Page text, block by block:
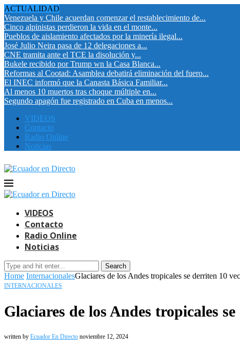
ACTUALIDAD
Venezuela y Chile acuerdan comenzar el restablecimiento de...
Cinco alpinistas perdieron la vida en el monte...
Pueblos de aislamiento afectados por la minería ilegal...
José Julio Neira pasa de 12 delegaciones a...
CNE tramita ante el TCE la disolución y...
Bukele recibido por Trump wn la Casa Blanca...
Reformas al Cootad: Asamblea debatirá eliminación del fuero...
El INEC informó que la Canasta Básica Familiar...
Al menos 10 muertos tras choque múltiple en...
Segundo apagón fue registrado en Cuba en menos...
VIDEOS
Contacto
Radio Online
Noticias
VIDEOS
Contacto
Radio Online
Noticias
Search
Home InternacionalesGlaciares de los Andes tropicales se derriten 10
INTERNACIONALES
Glaciares de los Andes tropicales
written by Ecuador En Directo noviembre 12, 2024